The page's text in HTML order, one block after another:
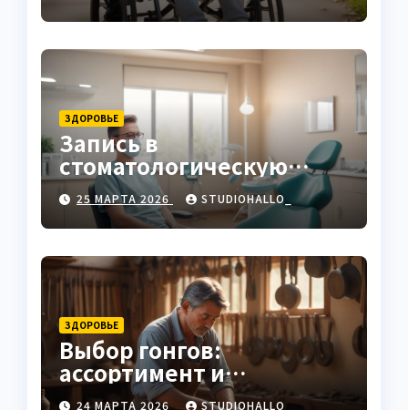
ЗДОРОВЬЕ
Запись в
стоматологическую
клинику
25 МАРТА 2026 STUDIOHALLO_
ЗДОРОВЬЕ
Выбор гонгов:
ассортимент и
характеристики
24 МАРТА 2026 STUDIOHALLO_